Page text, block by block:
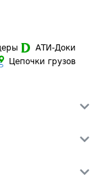
АТИ-Доки
Цепочки грузов